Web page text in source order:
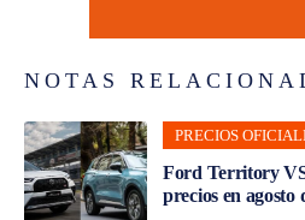
NOTAS
PRECIOS
Ford Territory
precios en agosto